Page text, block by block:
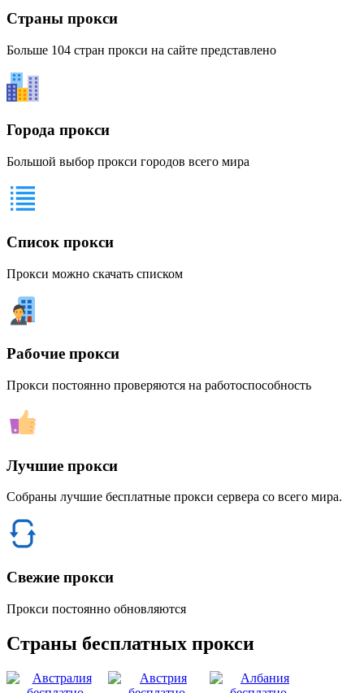
Страны прокси
Больше 104 стран прокси на сайте представлено
Города прокси
Большой выбор прокси городов всего мира
Список прокси
Прокси можно скачать списком
Рабочие прокси
Прокси постоянно проверяются на работоспособность
Лучшие прокси
Собраны лучшие бесплатные прокси сервера со всего мира.
Свежие прокси
Прокси постоянно обновляются
Страны бесплатных прокси